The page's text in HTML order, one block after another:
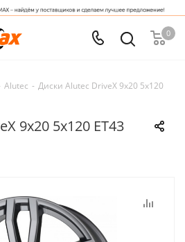
0
Alutec - Диски Alutec DriveX 9x20 5x120
9x20 5x120 ET43